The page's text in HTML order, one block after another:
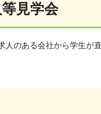
見学会
人のある会社から学生が